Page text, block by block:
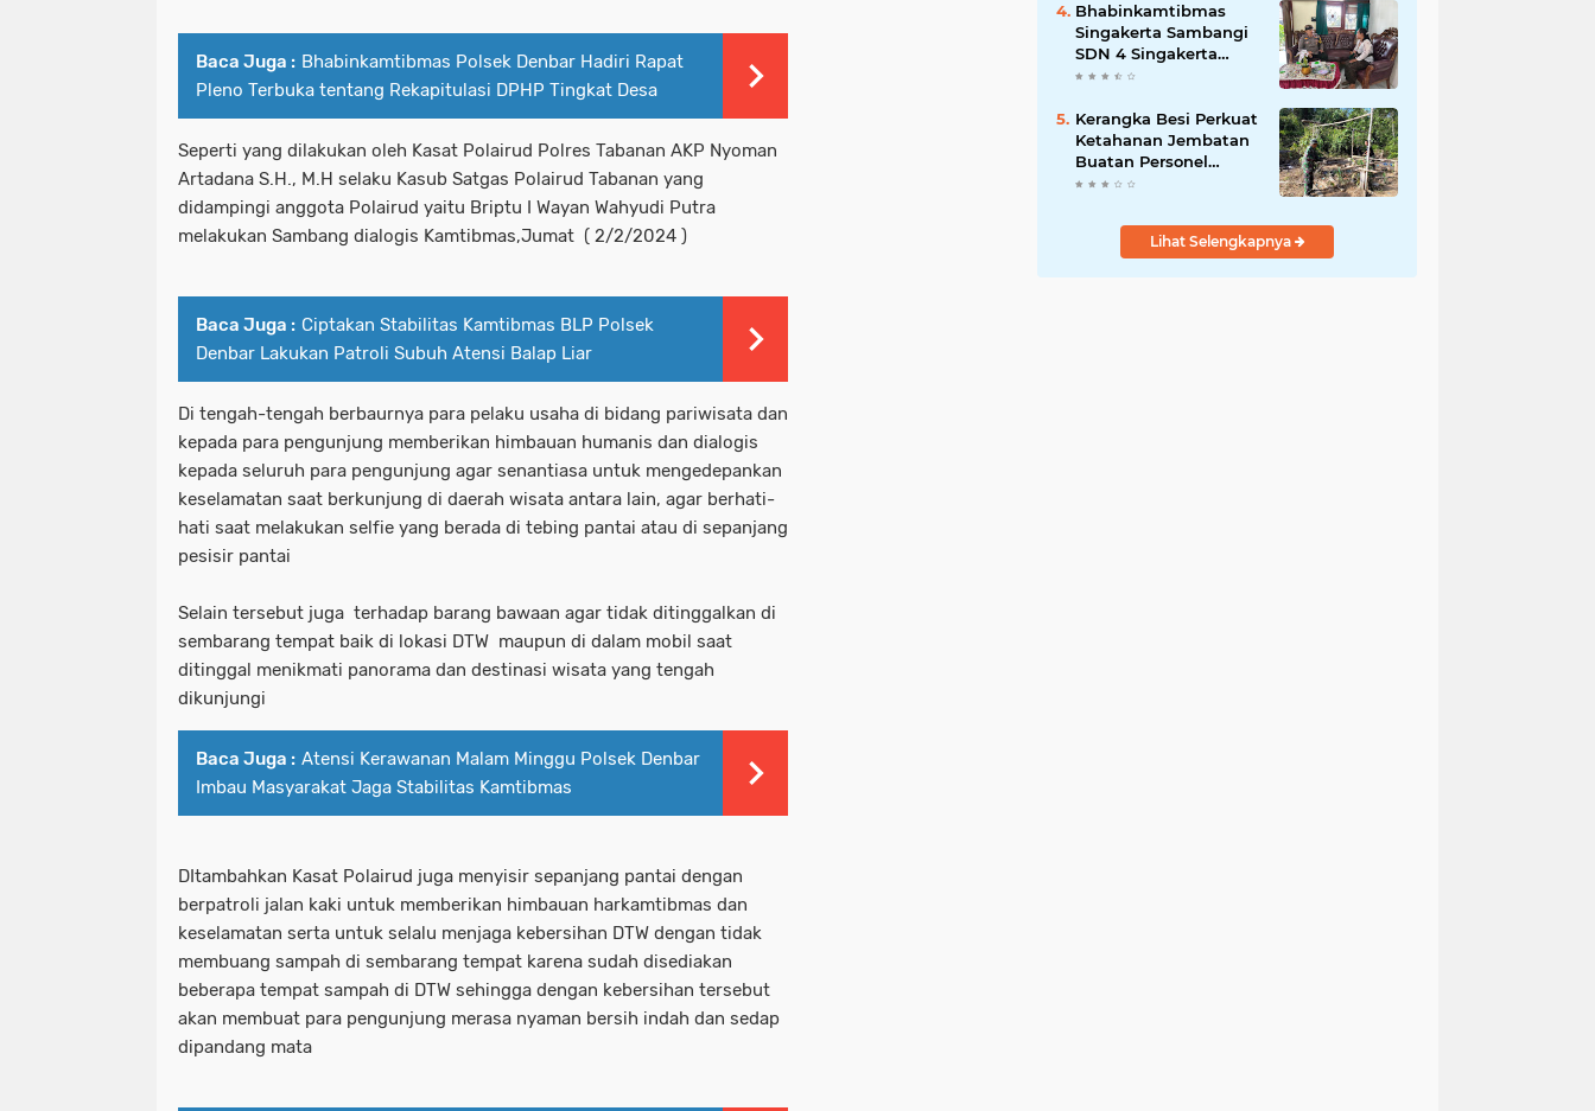
Baca Juga : Bhabinkamtibmas Polsek Denbar Hadiri Rapat
Pleno Terbuka tentang Rekapitulasi DPHP Tingkat Desa
Seperti yang dilakukan oleh Kasat Polairud Polres Tabanan AKP Nyoman
Artadana S.H., M.H selaku Kasub Satgas Polairud Tabanan yang
didampingi anggota Polairud yaitu Briptu I Wayan Wahyudi Putra
melakukan Sambang dialogis Kamtibmas,Jumat ( 2/2/2024 )
Baca Juga : Ciptakan Stabilitas Kamtibmas BLP Polsek
Denbar Lakukan Patroli Subuh Atensi Balap Liar
Di tengah-tengah berbaurnya para pelaku usaha di bidang pariwisata dan
kepada para pengunjung memberikan himbauan humanis dan dialogis
kepada seluruh para pengunjung agar senantiasa untuk mengedepankan
keselamatan saat berkunjung di daerah wisata antara lain, agar berhati-
hati saat melakukan selfie yang berada di tebing pantai atau di sepanjang
pesisir pantai
Selain tersebut juga terhadap barang bawaan agar tidak ditinggalkan di
sembarang tempat baik di lokasi DTW maupun di dalam mobil saat
ditinggal menikmati panorama dan destinasi wisata yang tengah
dikunjungi
Baca Juga : Atensi Kerawanan Malam Minggu Polsek Denbar
Imbau Masyarakat Jaga Stabilitas Kamtibmas
DItambahkan Kasat Polairud juga menyisir sepanjang pantai dengan
berpatroli jalan kaki untuk memberikan himbauan harkamtibmas dan
keselamatan serta untuk selalu menjaga kebersihan DTW dengan tidak
membuang sampah di sembarang tempat karena sudah disediakan
beberapa tempat sampah di DTW sehingga dengan kebersihan tersebut
akan membuat para pengunjung merasa nyaman bersih indah dan sedap
dipandang mata
Bhabinkamtibmas
Singakerta Sambangi
SDN 4 Singakerta
Edukasi Pencegahan
Kerangka Besi Perkuat
Ketahanan Jembatan
Buatan Personel
TMMD 129
Lihat Selengkapnya